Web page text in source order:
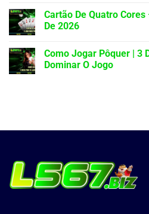
Cartão De Quatro
De 2026
Como Jogar Pôquer | 3
Dominar O Jogo